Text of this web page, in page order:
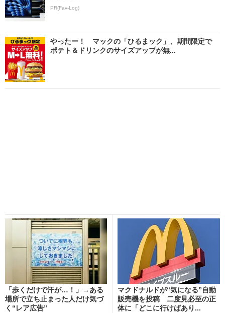
PR(Fav-Log)
やったー！ マックの「ひるまック」、期間限定で
ポテト＆ドリンクのサイズアップが無...
「歩くだけで汗が…！」→ある
場所で立ち止まった人だけ気づ
く“レア広告”
マクドナルドが“気になる”自動
販売機を投稿 二度見必至の正
体に「どこに行けばあり...